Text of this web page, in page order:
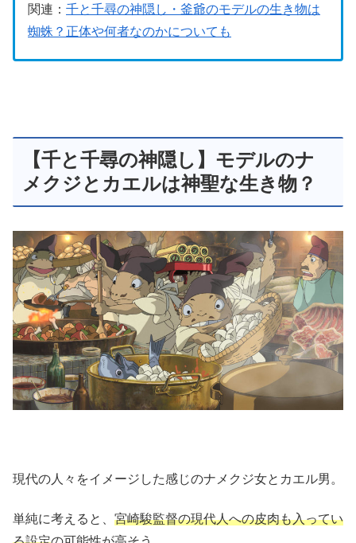
関連： 千と千尋の神隠し・釜爺のモデルの生き物は
蜘蛛？正体や何者なのかについても
【千と千尋の神隠し】モデルのナ
メクジとカエルは神聖な生き物？
現代の人々をイメージした感じのナメクジ女とカエル男。
単純に考えると、 宮崎駿監督の現代人への皮肉も入ってい